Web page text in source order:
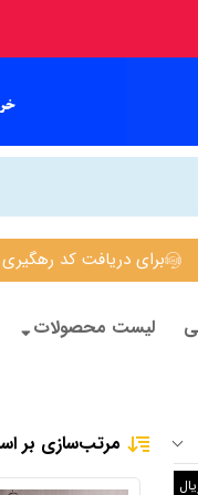
برای دریافت کد رهگیری روی
لیست محصولات
مرتب‌سازی بر